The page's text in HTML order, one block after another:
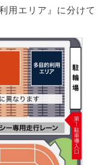
用エリア』に分けて